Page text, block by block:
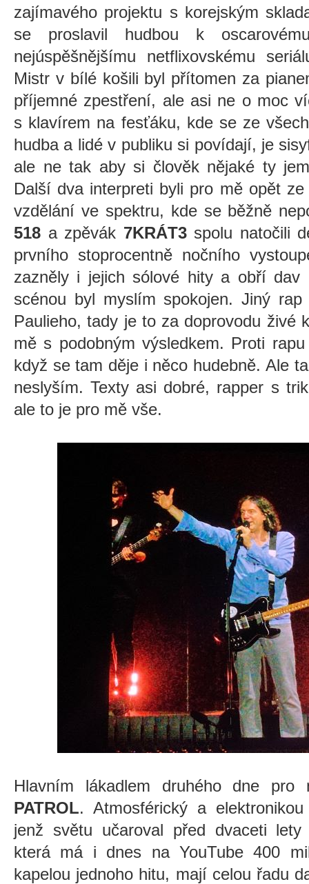
zajímavého projektu s korejským
se proslavil hudbou k
nejúspěšnějšímu netflixovskému
Mistr v bílé košili byl přítomen za
příjemné zpestření, ale asi ne o moc
s klavírem na fesťáku, kde se ze
hudba a lidé v publiku si povídají, je
ale ne tak aby si člověk nějaké ty
Další dva interpreti byli pro mě opět
vzdělání ve spektru, kde se běžně
518 a zpěvák 7KRÁT3 spolu natočili
prvního stoprocentně nočního
zazněly i jejich sólové hity a obří dav
scénou byl myslím spokojen. Jiný
Paulieho, tady je to za doprovodu živé
mě s podobným výsledkem. Proti
když se tam děje i něco hudebně. Ale
neslyším. Texty asi dobré, rapper s
ale to je pro mě vše.
Hlavním lákadlem druhého dne
PATROL. Atmosférický a
jenž světu učaroval před dvaceti lety
která má i dnes na YouTube 400
kapelou jednoho hitu, mají celou řadu